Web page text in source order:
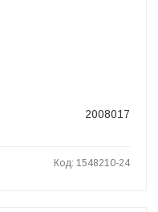
2008017
Код: 1548210-24